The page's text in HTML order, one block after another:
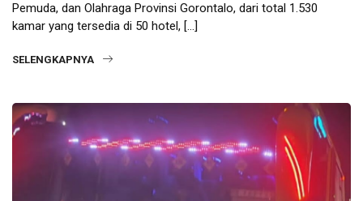
Pemuda, dan Olahraga Provinsi Gorontalo, dari total 1.530
kamar yang tersedia di 50 hotel, […]
SELENGKAPNYA